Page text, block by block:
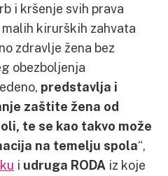
i kršenje svih prava
kirurških zahvata
zdravlje žena bez
obezboljenja
predstavlja i
zaštite žena od
te se kao takvo može
na temelju spola“,
i udruga RODA iz koje